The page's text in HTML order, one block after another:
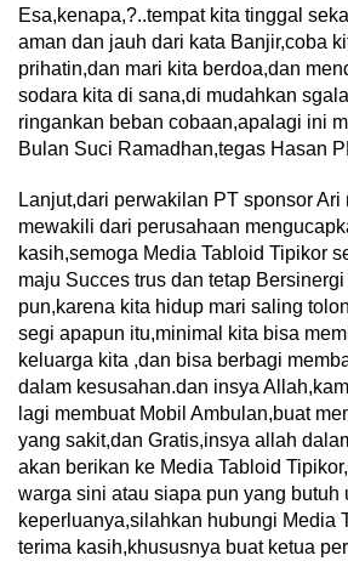
Esa,kenapa,?..tempat kita tinggal
aman dan jauh dari kata Banjir,coba
prihatin,dan mari kita berdoa,dan
sodara kita di sana,di mudahkan
ringankan beban cobaan,apalagi ini
Bulan Suci Ramadhan,tegas Hasan
Lanjut,dari perwakilan PT sponsor Ari
mewakili dari perusahaan
kasih,semoga Media Tabloid Tipikor
maju Succes trus dan tetap
pun,karena kita hidup mari saling
segi apapun itu,minimal kita bisa
keluarga kita ,dan bisa berbagi
dalam kesusahan.dan insya
lagi membuat Mobil Ambulan,buat
yang sakit,dan Gratis,insya allah
akan berikan ke Media Tabloid
warga sini atau siapa pun yang butuh
keperluanya,silahkan hubungi Media
terima kasih,khususnya buat ketua